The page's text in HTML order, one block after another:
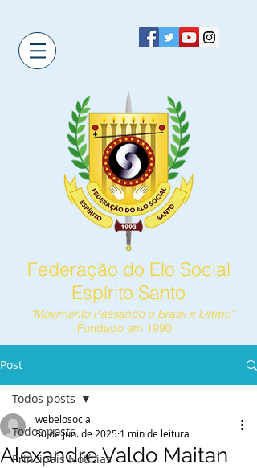
Federação do Elo Social
Espírito Santo
"Movimento Passando o Brasil a Limpo"
Fundado em 1990
Post
Todos posts
Principais Notícias
Todos posts
Alexandre Valdo Maitan
webelosocial
30 de jun. de 2025 1 min de leitura